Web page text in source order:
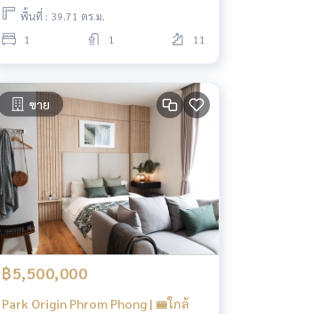
พื้นที่ : 39.71 ตร.ม.
1
1 11
ขาย
฿5,500,000
Park Origin Phrom Phong | 🚝ใกล้